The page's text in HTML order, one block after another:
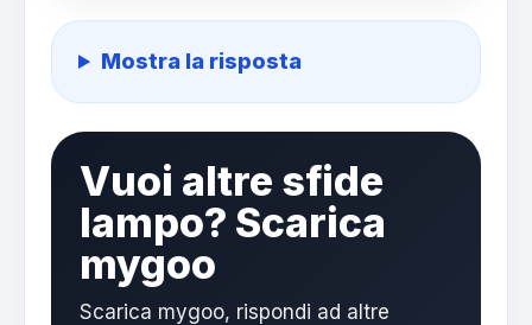
Mostra la risposta
Vuoi altre sfide
lampo? Scarica
mygoo
Scarica mygoo, rispondi ad altre